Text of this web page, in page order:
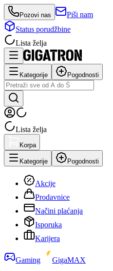
Pozovi nas
Piši nam
Status porudžbine
Lista želja
Kategorije Pogodnosti
Lista želja
Korpa
Kategorije Pogodnosti
Akcije
Prodavnice
Načini plaćanja
Isporuka
Karijera
Gaming
GigaMAX